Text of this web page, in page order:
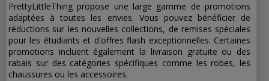
PrettyLittleThing propose une large gamme de promotions
adaptées à toutes les envies. Vous pouvez bénéficier de
réductions sur les nouvelles collections, de remises spéciales
pour les étudiants et d'offres flash exceptionnelles. Certaines
promotions incluent également la livraison gratuite ou des
rabais sur des catégories spécifiques comme les robes, les
chaussures ou les accessoires.